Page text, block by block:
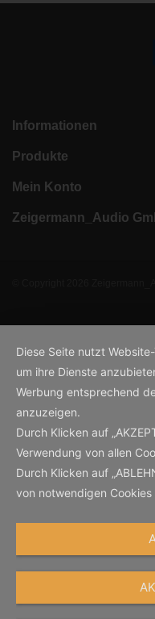
Informationen
Produkte
Mein Konto
Zeigermann_Audio
Diese Seite nutzt
um ihre Dienste
Werbung entsprechend
anzuzeigen.
Durch Klicken auf
Verwendung von allen
Durch Klicken auf
von notwendigen Cookies